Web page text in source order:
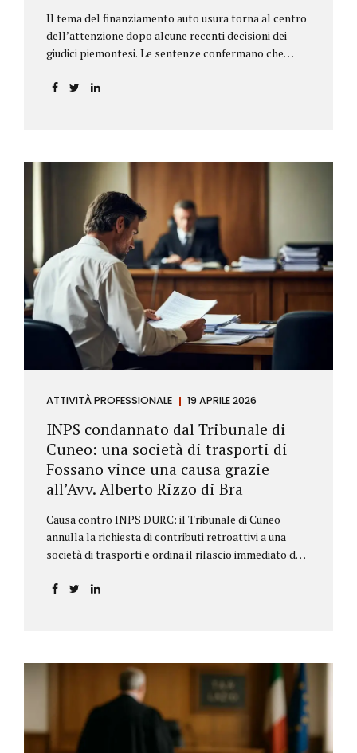
Il tema del finanziamento auto usura torna al centro
dell’attenzione dopo alcune recenti decisioni dei
giudici piemontesi. Le sentenze confermano che
incidere sul calcolo del tasso effettivo e aprire la
ATTIVITÀ PROFESSIONALE 19 APRILE 2026
INPS condannato dal Tribunale di
Cuneo: una società di trasporti di
Fossano vince una causa grazie
all’Avv. Alberto Rizzo di Bra
Causa contro INPS DURC: il Tribunale di Cuneo
annulla la richiesta di contributi retroattivi a una
società di trasporti e ordina il rilascio immediato del